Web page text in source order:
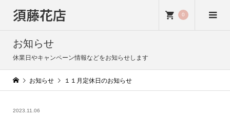
須藤花店 0
お知らせ
休業日やキャンペーン情報などをお知らせします
お知らせ １１月定休日のお知らせ
2023.11.06